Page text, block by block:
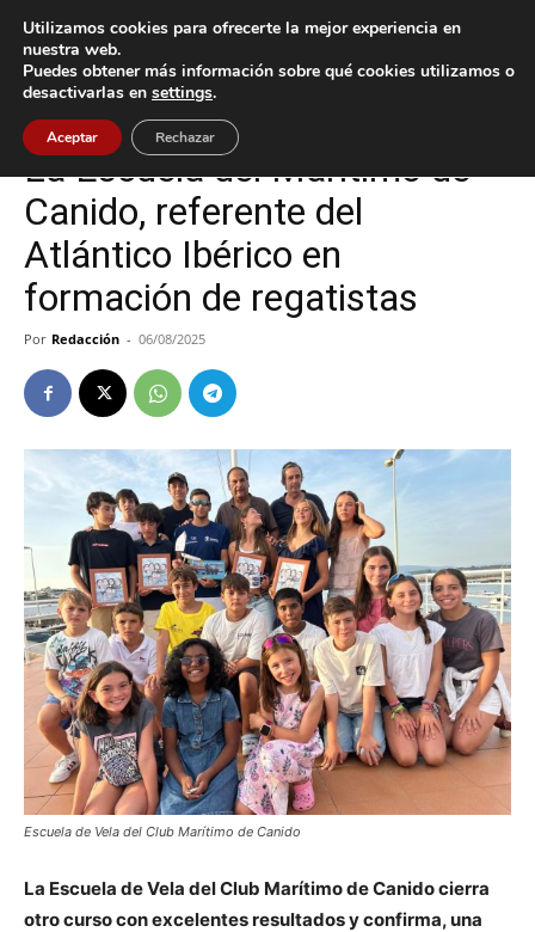
Inicio Deportes
Deportes Vigo
La Escuela del Marítimo de
Canido, referente del
Atlántico Ibérico en
formación de regatistas
Por Redacción - 06/08/2025
Escuela de Vela del Club Marítimo de Canido
La Escuela de Vela del Club Marítimo de Canido cierra
otro curso con excelentes resultados y confirma, una
Utilizamos cookies para ofrecerte la mejor experiencia en
nuestra web.
Puedes obtener más información sobre qué cookies utilizamos o
desactivarlas en settings.
Aceptar Rechazar